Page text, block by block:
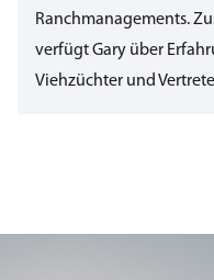
Ranchmanagements.
verfügt Gary über
Viehzüchter und